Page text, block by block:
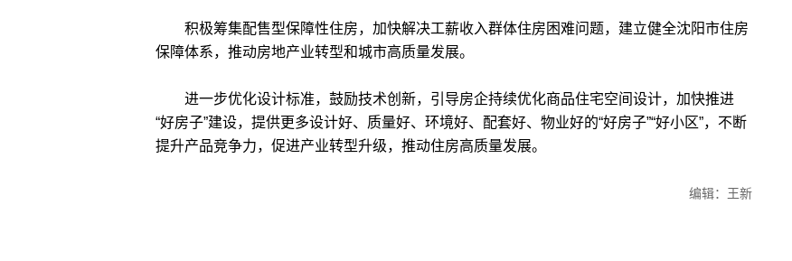
积极筹集配售型保障性住房，加快解决工薪收入群体住房困难问题，建立健全沈阳市住房
保障体系，推动房地产业转型和城市高质量发展。
进一步优化设计标准，鼓励技术创新，引导房企持续优化商品住宅空间设计，加快推进
“好房子”建设，提供更多设计好、质量好、环境好、配套好、物业好的“好房子”“好小区”，不断
提升产品竞争力，促进产业转型升级，推动住房高质量发展。
编辑：王新